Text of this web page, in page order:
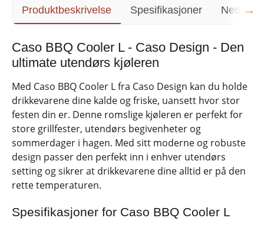
Produktbeskrivelse Spesifikasjoner
Caso BBQ Cooler L - Caso Design - Den
ultimate utendørs kjøleren
Med Caso BBQ Cooler L fra Caso Design kan du holde
drikkevarene dine kalde og friske, uansett hvor stor
festen din er. Denne romslige kjøleren er perfekt for
store grillfester, utendørs begivenheter og
sommerdager i hagen. Med sitt moderne og robuste
design passer den perfekt inn i enhver utendørs
setting og sikrer at drikkevarene dine alltid er på den
rette temperaturen.
Spesifikasjoner for Caso BBQ Cooler L
→